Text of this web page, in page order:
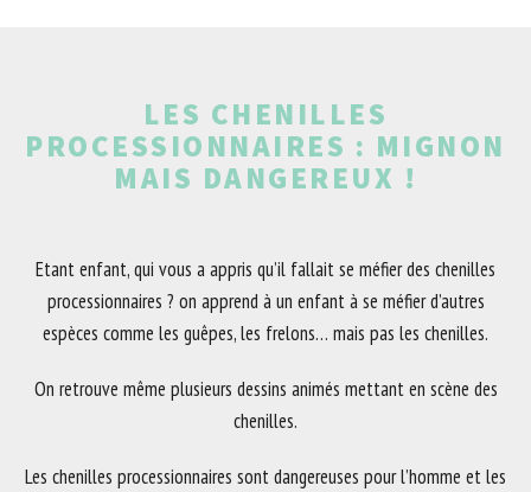
LES CHENILLES
PROCESSIONNAIRES : MIGNON
MAIS DANGEREUX !
Etant enfant, qui vous a appris qu’il fallait se méfier des chenilles
processionnaires ? on apprend à un enfant à se méfier d’autres
espèces comme les guêpes, les frelons… mais pas les chenilles.
On retrouve même plusieurs dessins animés mettant en scène des
chenilles.
Les chenilles processionnaires sont dangereuses pour l’homme et les